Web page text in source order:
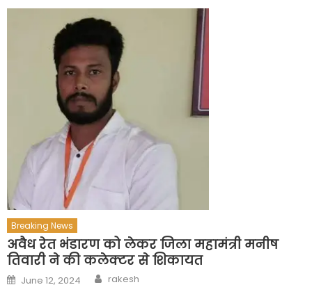
Breaking News
अवैध रेत भंडारण को लेकर जिला महामंत्री मनीष
तिवारी ने की कलेक्टर से शिकायत
Posted
on
June 12, 2024 Author
rakesh